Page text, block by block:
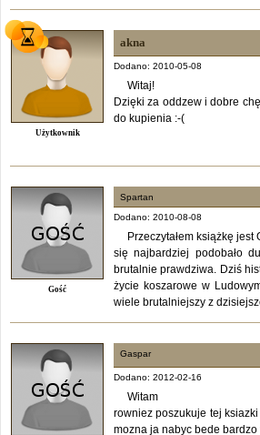
Użytkownik
akna
Dodano: 2010-05-08
Witaj!
Dzięki za oddzew i dobre
do kupienia :-(
Gość
Spartan
Dodano: 2010-08-08
Przeczytałem książkę
się najbardziej podobało
brutalnie prawdziwa. Dziś
życie koszarowe w
wiele brutalniejszy z
Gaspar
Dodano: 2012-02-16
Witam
rowniez poszukuje tej
mozna ja nabyc bede